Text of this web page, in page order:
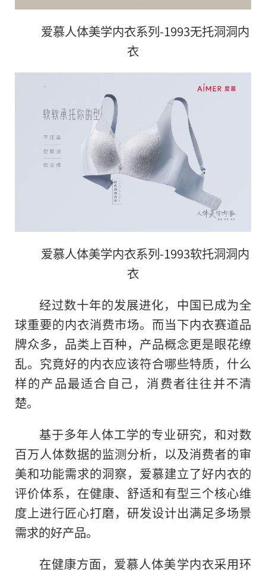
爱慕人体美学内衣系列-1993无托洞洞内
衣
爱慕人体美学内衣系列-1993软托洞洞内
衣
经过数十年的发展进化，中国已成为全
球重要的内衣消费市场。而当下内衣赛道品
牌众多，品类上百种，产品概念更是眼花缭
乱。究竟好的内衣应该符合哪些特质，什么
样的产品最适合自己，消费者往往并不清
楚。
基于多年人体工学的专业研究， 和对数
百万人体数据的监测分析，以及消费者的审
美和功能需求的洞察，爱慕建立了好内衣的
评价体系，在健康、舒适和有型三个核心维
度上进行匠心打磨，研发设计出满足多场景
需求的好产品。
在健康方面，爱慕人体美学内衣采用环